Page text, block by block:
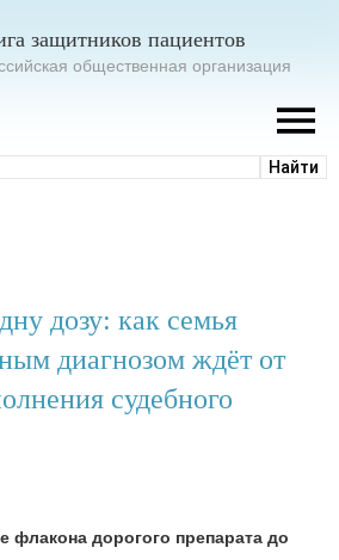
защитников пациентов
общественная организация
дозу: как семья
диагнозом ждёт от
судебного
флакона дорогого препарата до